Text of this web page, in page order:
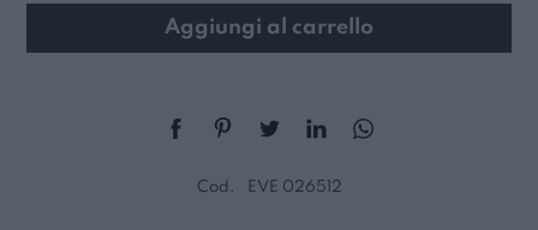
Aggiungi al carrello
Cod. EVE 026512